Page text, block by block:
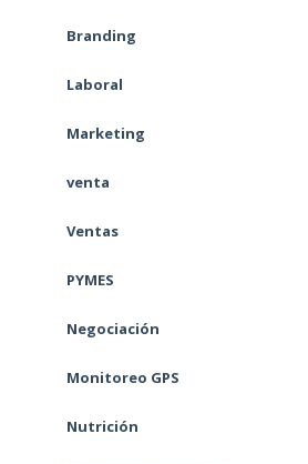
Branding
Laboral
Marketing
venta
Ventas
PYMES
Negociación
Monitoreo GPS
Nutrición